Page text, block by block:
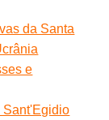
da Santa
e
Sant'Egidio